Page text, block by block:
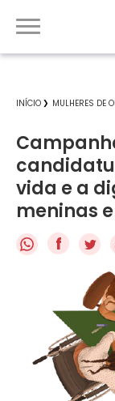
INÍCIO MULHERES DE
vida e a
meninas
f